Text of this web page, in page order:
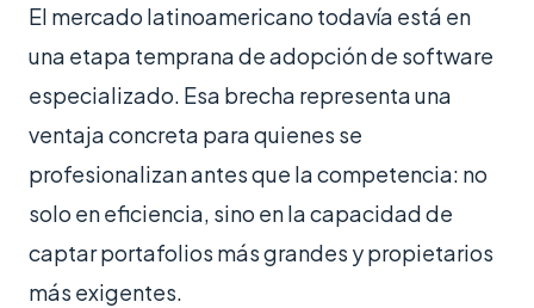
El mercado latinoamericano todavía está en
una etapa temprana de adopción de software
especializado. Esa brecha representa una
ventaja concreta para quienes se
profesionalizan antes que la competencia: no
solo en eficiencia, sino en la capacidad de
captar portafolios más grandes y propietarios
más exigentes.